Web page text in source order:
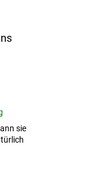
5 von 5 Sternen.
sie